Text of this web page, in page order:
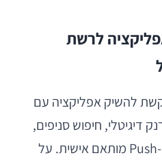
לרשת
להשיק אפליקציה עם
דיגיטלי, חיפוש סניפים,
הזמנות Click & Collect, ו-Push מותאם אישית. על